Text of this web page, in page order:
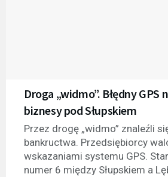
Droga „widmo”. Błędny GPS
biznesy pod Słupskiem
Przez drogę „widmo” znaleźli
bankructwa. Przedsiębiorcy
wskazaniami systemu GPS.
numer 6 między Słupskiem a